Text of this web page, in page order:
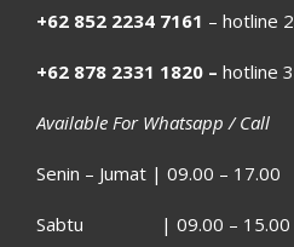
+62 852 2234 7161 – hotline 2
+62 878 2331 1820 – hotline 3
Available For Whatsapp / Call
Senin – Jumat | 09.00 – 17.00
Sabtu | 09.00 – 15.00